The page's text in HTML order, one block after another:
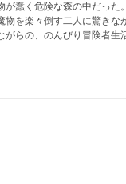
蠢く危険な森の中だった。
物を楽々倒す二人に驚きな
がらの、のんびり冒険者生